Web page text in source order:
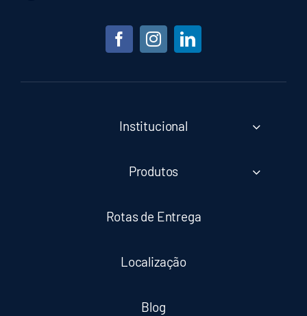
Institucional
Produtos
Rotas de Entrega
Localização
Blog